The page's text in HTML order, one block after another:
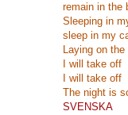
remain in the
Sleeping in
sleep in my
Laying on
I will take off
I will take off
The night is
SVENSKA